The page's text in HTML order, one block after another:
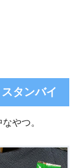
タンバイ
やつ。